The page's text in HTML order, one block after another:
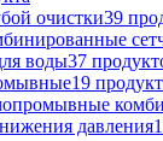
очистки39
воды37
19
давления